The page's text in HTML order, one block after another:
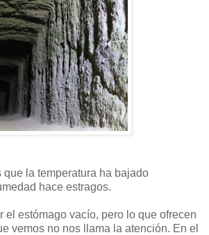
que la temperatura ha bajado
hace estragos.
el estómago vacío, pero lo que ofrecen
vemos no nos llama la atención. En el